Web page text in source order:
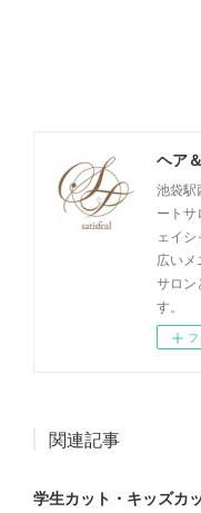
池袋駅
ート
ェイ
広い
サロン
す。
関連記事
学生カット・キッズカ